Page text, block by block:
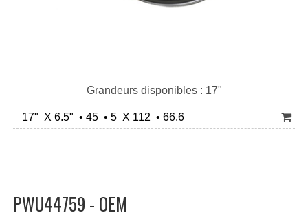
Grandeurs disponibles : 17"
17" X 6.5" • 45 • 5 X 112 • 66.6
PWU44759 - OEM